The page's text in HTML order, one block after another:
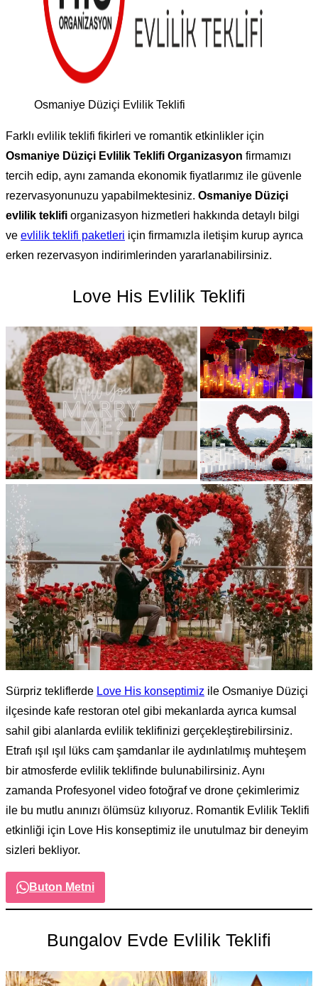
Osmaniye Düziçi Evlilik Teklifi
Farklı evlilik teklifi fikirleri ve romantik etkinlikler için
Osmaniye Düziçi‎ Evlilik Teklifi Organizasyon firmamızı
tercih edip, aynı zamanda ekonomik fiyatlarımız ile güvenle
rezervasyonunuzu yapabilmektesiniz. Osmaniye Düziçi‎
evlilik teklifi organizasyon hizmetleri hakkında detaylı bilgi
ve evlilik teklifi paketleri için firmamızla iletişim kurup ayrıca
erken rezervasyon indirimlerinden yararlanabilirsiniz.
Love His Evlilik Teklifi
Sürpriz tekliflerde Love His konseptimiz ile Osmaniye Düziçi
ilçesinde kafe restoran otel gibi mekanlarda ayrıca kumsal
sahil gibi alanlarda evlilik teklifinizi gerçekleştirebilirsiniz.
Etrafı ışıl ışıl lüks cam şamdanlar ile aydınlatılmış muhteşem
bir atmosferde evlilik teklifinde bulunabilirsiniz. Aynı
zamanda Profesyonel video fotoğraf ve drone çekimlerimiz
ile bu mutlu anınızı ölümsüz kılıyoruz. Romantik Evlilik Teklifi
etkinliği için Love His konseptimiz ile unutulmaz bir deneyim
sizleri bekliyor.
Buton Metni
Bungalov Evde Evlilik Teklifi